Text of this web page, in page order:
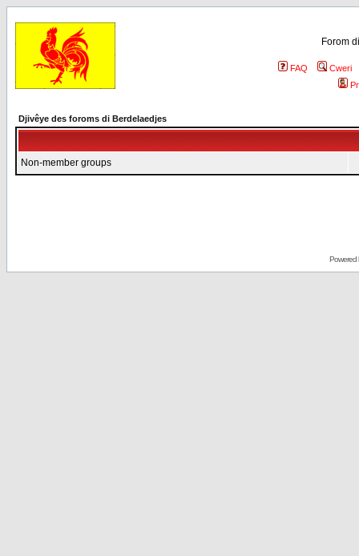
Forom
FAQ
Cweri
Djivêye des foroms di Berdelaedjes
Non-member groups
Powered